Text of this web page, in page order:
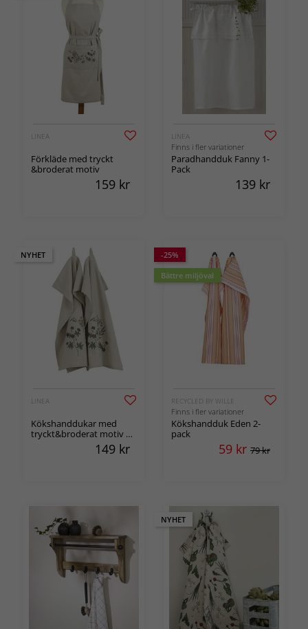
LINEA
Förkläde med tryckt
&broderat motiv
159 kr
LINEA
Finns i fler variationer
Paradhandduk Fanny 1-
Pack
139 kr
NYHET
LINEA
Kökshanddukar med
tryckt&broderat motiv 2-
149 kr
-25%
Bättre miljöval
RECYCLED BY WILLE
Finns i fler variationer
Kökshandduk Eden 2-
pack
59 kr 79 kr
NYHET